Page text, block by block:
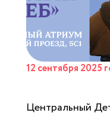
12 сентября 2025
Центральный